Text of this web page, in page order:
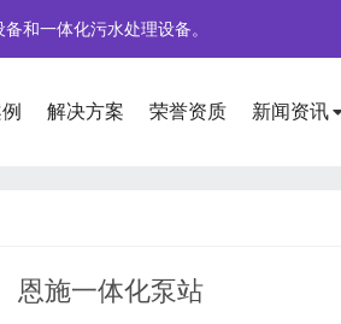
和一体化污水处理设备。
解决方案 荣誉资质 新闻资讯
恩施一体化泵站